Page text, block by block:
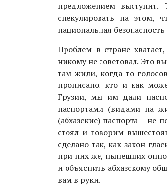
предложением
спекулировать на этом,
национальная
Проблем в стране
никому не советовал. Это
там жили, когда-то
прописано, кто и как
Грузии, мы им дали
паспортами (видами на
(абхазские) паспорта – не
стоял и говорим
сделано так, как закон
при них же, нынешних
и объяснить абхазскому
вам в руки.